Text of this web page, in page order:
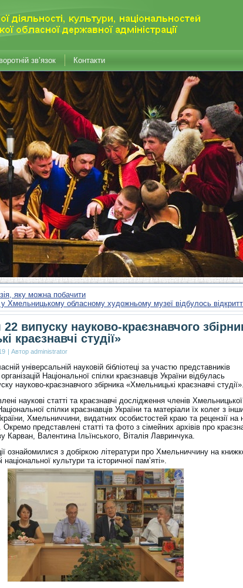
зв’язок Контакти
яку можна побачити
Хмельницькому обласному художньому музеї відбулось
22 випуску науково-краєзнавчого
краєзнавчі студії»
| Автор administrator
універсальній науковій бібліотеці за участю представників
Національної спілки краєзнавців України відбулась
науково-краєзнавчого збірника «Хмельницькі краєзнавчі студії».
наукові статті та краєзнавчі дослідження членів Хмельницької
спілки краєзнавців України та матеріали їх колег з
України, Хмельниччини, видатних особистостей краю та рецензії на
Окремо представлені статті та фото з сімейних архівів про
Карван, Валентина Ільїнського, Віталія Лавринчука.
ознайомилися з добіркою літератури про Хмельниччину на
культури та історичної пам’яті».